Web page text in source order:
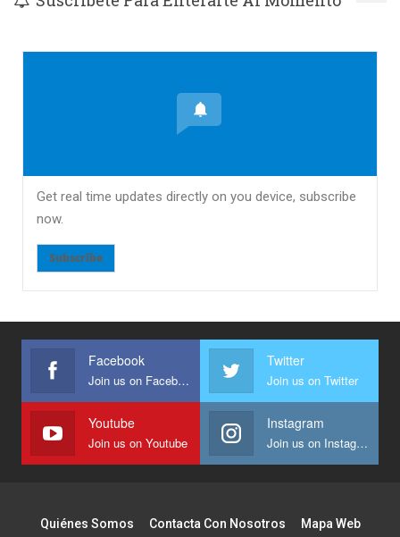
Get real time updates directly on you device, subscribe
now.
Subscribe
Facebook
Join us on Facebook
Twitter
Join us on Twitter
Youtube
Join us on Youtube
Instagram
Join us on Instagram
Quiénes Somos Contacta Con Nosotros Mapa Web